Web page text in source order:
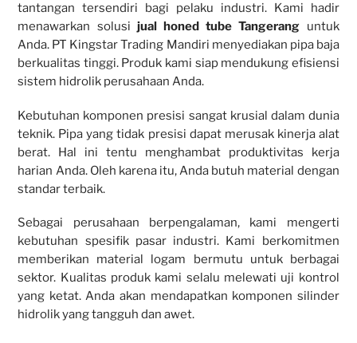
tantangan tersendiri bagi pelaku industri. Kami hadir
menawarkan solusi jual honed tube Tangerang untuk
Anda. PT Kingstar Trading Mandiri menyediakan pipa baja
berkualitas tinggi. Produk kami siap mendukung efisiensi
sistem hidrolik perusahaan Anda.
Kebutuhan komponen presisi sangat krusial dalam dunia
teknik. Pipa yang tidak presisi dapat merusak kinerja alat
berat. Hal ini tentu menghambat produktivitas kerja
harian Anda. Oleh karena itu, Anda butuh material dengan
standar terbaik.
Sebagai perusahaan berpengalaman, kami mengerti
kebutuhan spesifik pasar industri. Kami berkomitmen
memberikan material logam bermutu untuk berbagai
sektor. Kualitas produk kami selalu melewati uji kontrol
yang ketat. Anda akan mendapatkan komponen silinder
hidrolik yang tangguh dan awet.